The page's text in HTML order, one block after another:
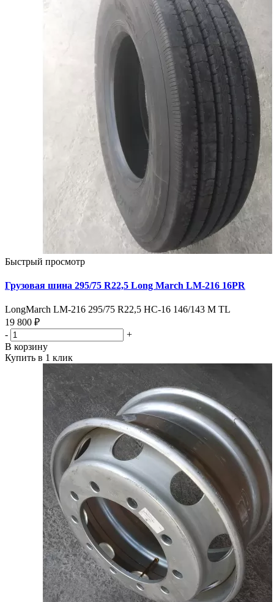
Быстрый просмотр
Грузовая шина 295/75 R22,5 Long March LM-216 16PR
LongMarch LM-216 295/75 R22,5 HC-16 146/143 M TL
19 800 ₽
-
+
В корзину
Купить в 1 клик